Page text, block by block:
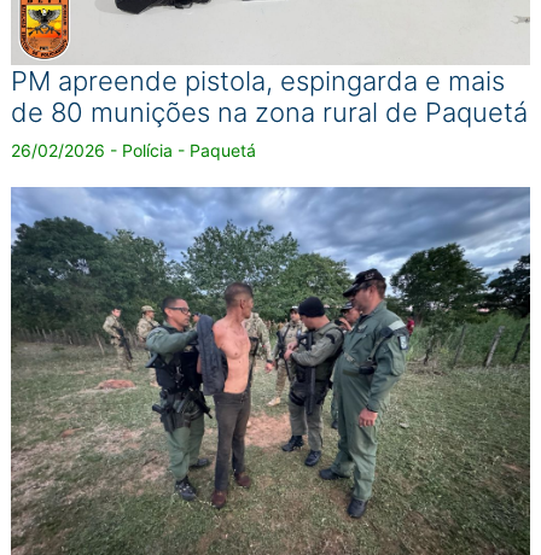
PM apreende pistola, espingarda e mais
de 80 munições na zona rural de Paquetá
26/02/2026 - Polícia - Paquetá